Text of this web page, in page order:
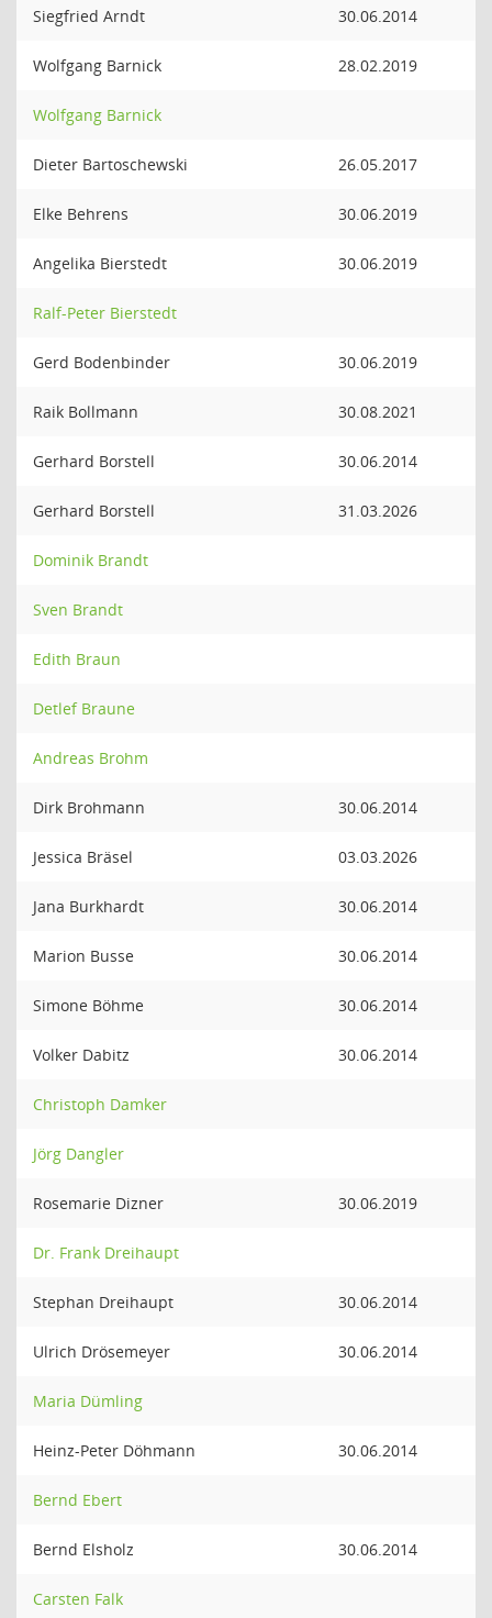
Siegfried Arndt 30.06.2014
Wolfgang Barnick 28.02.2019
Wolfgang Barnick
Dieter Bartoschewski 26.05.2017
Elke Behrens 30.06.2019
Angelika Bierstedt 30.06.2019
Ralf-Peter Bierstedt
Gerd Bodenbinder 30.06.2019
Raik Bollmann 30.08.2021
Gerhard Borstell 30.06.2014
Gerhard Borstell 31.03.2026
Dominik Brandt
Sven Brandt
Edith Braun
Detlef Braune
Andreas Brohm
Dirk Brohmann 30.06.2014
Jessica Bräsel 03.03.2026
Jana Burkhardt 30.06.2014
Marion Busse 30.06.2014
Simone Böhme 30.06.2014
Volker Dabitz 30.06.2014
Christoph Damker
Jörg Dangler
Rosemarie Dizner 30.06.2019
Dr. Frank Dreihaupt
Stephan Dreihaupt 30.06.2014
Ulrich Drösemeyer 30.06.2014
Maria Dümling
Heinz-Peter Döhmann 30.06.2014
Bernd Ebert
Bernd Elsholz 30.06.2014
Carsten Falk